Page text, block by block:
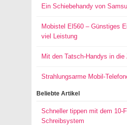
Ein Schiebehandy von
Mobistel El560 – Günstiges
viel Leistung
Mit den Tatsch-Handys in die
Strahlungsarme Mobil-
Beliebte Artikel
Schneller tippen mit dem 10-
Schreibsystem